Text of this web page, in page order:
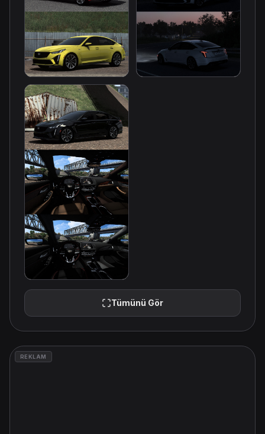
Tümünü Gör
REKLAM